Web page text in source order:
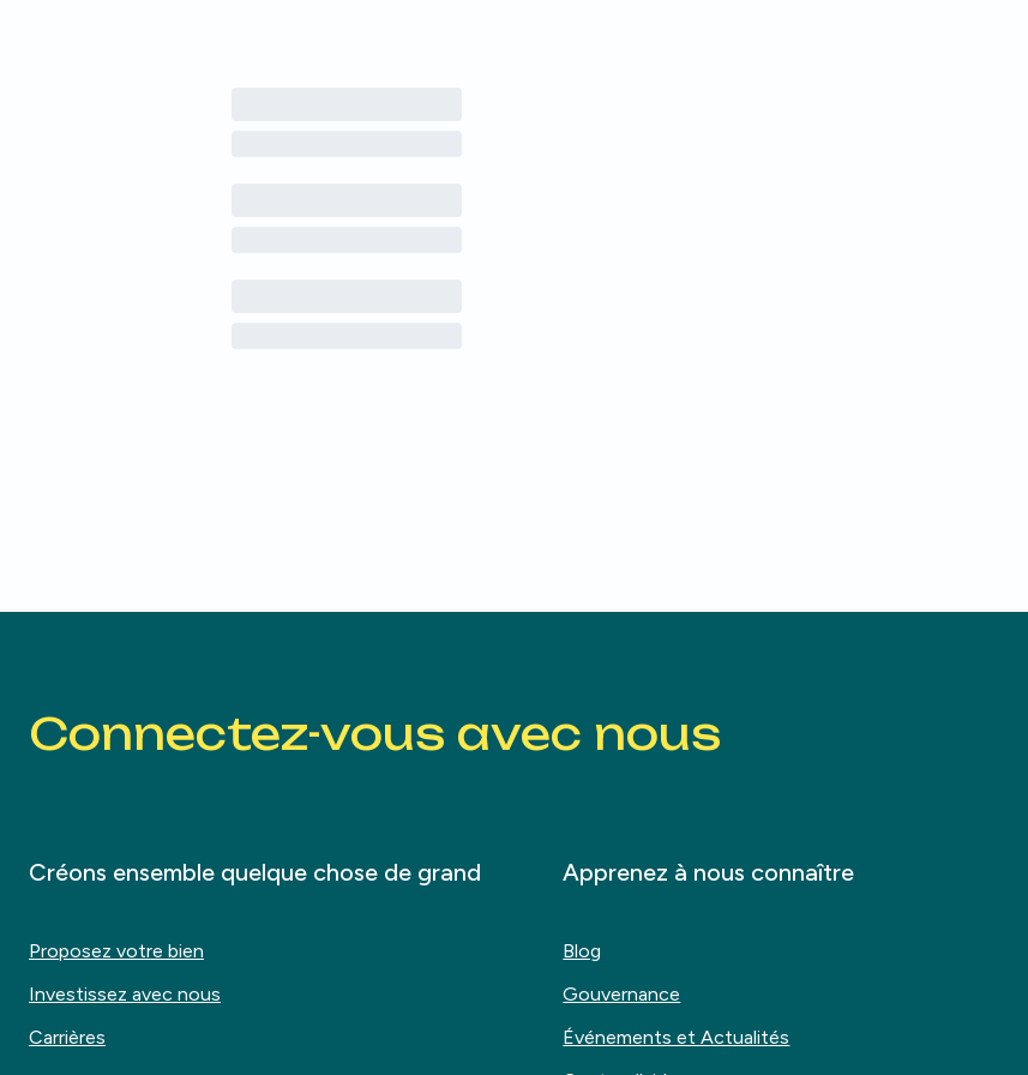
Connectez-vous avec nous
Créons ensemble quelque chose de grand
Proposez votre bien
Investissez avec nous
Carrières
Apprenez à nous connaître
Blog
Gouvernance
Événements et Actualités